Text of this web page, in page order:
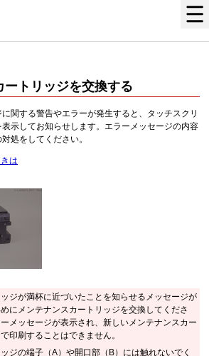
ートリッジを交換する
関する警告やエラーが発生すると、タッチスクリ
示してお知らせします。エラーメッセージの内容
処をしてください。
は
ジが満杯に近づいたことを知らせるメッセージが
にメンテナンスカートリッジを交換してくださ
メッセージが表示され、新しいメンテナンスカー
印刷することはできません。
ジの端子（A）や開口部（B）には触れないでく